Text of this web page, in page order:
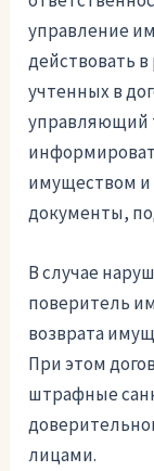
управление
действовать
учтенных в
управляющий
имуществом и
документы,
В случае
поверитель
возврата
При этом
штрафные
лицами.